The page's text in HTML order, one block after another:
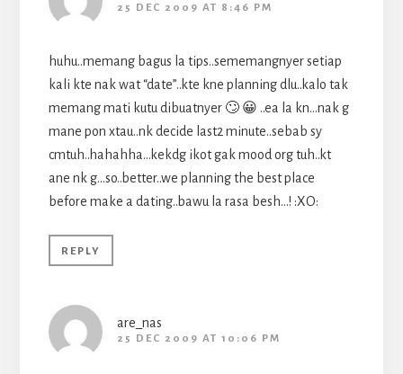
25 DEC 2009 AT 8:46 PM
huhu..memang bagus la tips..sememangnyer setiap
kali kte nak wat “date”..kte kne planning dlu..kalo tak
memang mati kutu dibuatnyer 🙄 😀 ..ea la kn…nak g
mane pon xtau..nk decide last2 minute..sebab sy
cmtuh..hahahha…kekdg ikot gak mood org tuh..kt
ane nk g…so..better..we planning the best place
before make a dating..bawu la rasa besh…! :XO:
REPLY
are_nas
25 DEC 2009 AT 10:06 PM